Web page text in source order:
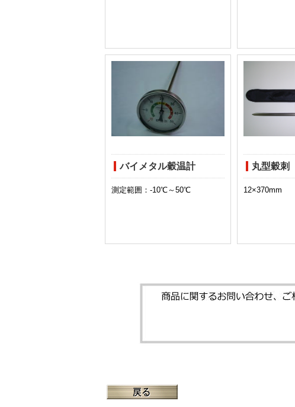
バイメタル穀温計
測定範囲：-10℃～50℃
丸型穀刺
12×370mm